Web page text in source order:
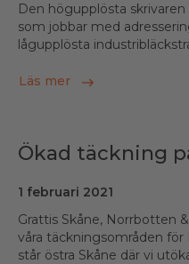
Den högupplösta
som jobbar med
lågupplösta
Läs mer
Ökad täckning
1 februari 2021
Grattis Skåne, Norrbotten
våra täckningsområden
står östra Skåne där vi